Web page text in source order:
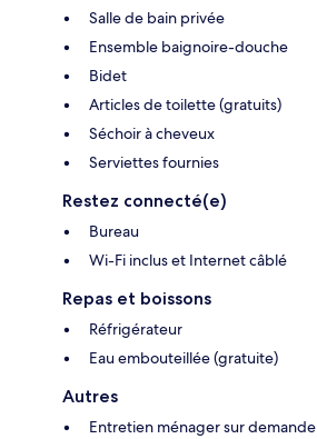
Salle de bain privée
Ensemble baignoire-douche
Bidet
Articles de toilette (gratuits)
Séchoir à cheveux
Serviettes fournies
Restez connecté(e)
Bureau
Wi-Fi inclus et Internet câblé
Repas et boissons
Réfrigérateur
Eau embouteillée (gratuite)
Autres
Entretien ménager sur demande